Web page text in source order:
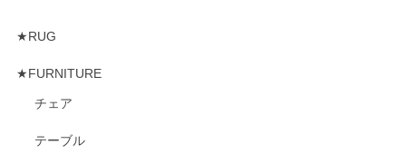
★RUG
★FURNITURE
チェア
テーブル